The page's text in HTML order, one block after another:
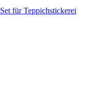
Set für Teppichstickerei